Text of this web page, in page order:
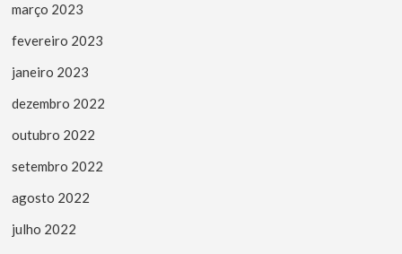
março 2023
fevereiro 2023
janeiro 2023
dezembro 2022
outubro 2022
setembro 2022
agosto 2022
julho 2022